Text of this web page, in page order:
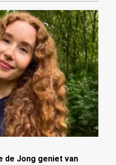
de Jong geniet van